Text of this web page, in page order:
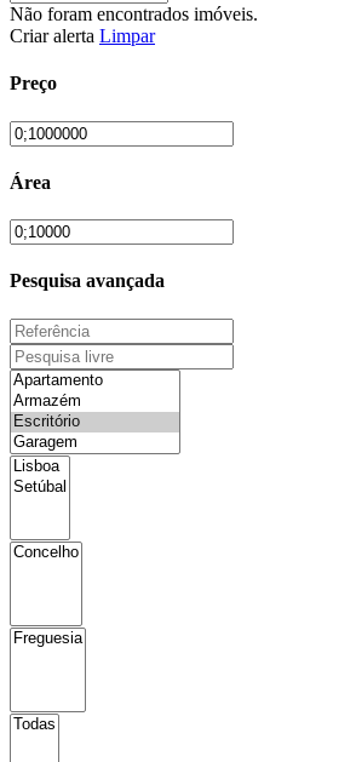
Não foram encontrados imóveis.
Criar alerta Limpar
Preço
Área
Pesquisa avançada